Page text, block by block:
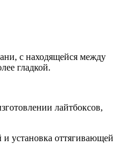
с находящейся между
гладкой.
лайтбоксов,
и установка оттягивающей